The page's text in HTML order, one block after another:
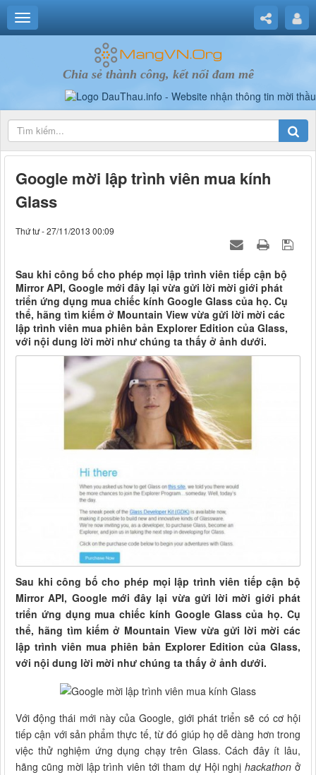
Chia sẻ thành công, kết nối đam mê
Google mời lập trình viên mua kính
Glass
Thứ tư - 27/11/2013 00:09
Sau khi công bố cho phép mọi lập trình viên tiếp cận bộ
Mirror API, Google mới đây lại vừa gửi lời mời giới phát
triển ứng dụng mua chiếc kính Google Glass của họ. Cụ
thể, hãng tìm kiếm ở Mountain View vừa gửi lời mời các
lập trình viên mua phiên bản Explorer Edition của Glass,
với nội dung lời mời như chúng ta thấy ở ảnh dưới.
Sau khi công bố cho phép mọi lập trình viên tiếp cận bộ
Mirror API, Google mới đây lại vừa gửi lời mời giới phát
triển ứng dụng mua chiếc kính Google Glass của họ. Cụ
thể, hãng tìm kiếm ở Mountain View vừa gửi lời mời các
lập trình viên mua phiên bản Explorer Edition của Glass,
với nội dung lời mời như chúng ta thấy ở ảnh dưới.
Với động thái mới này của Google, giới phát triển sẽ có cơ hội
tiếp cận với sản phẩm thực tế, từ đó giúp họ dễ dàng hơn trong
việc thử nghiệm ứng dụng chạy trên Glass. Cách đây ít lâu,
hãng cũng mời lập trình viên tới tham dự Hội nghịhackathon ở